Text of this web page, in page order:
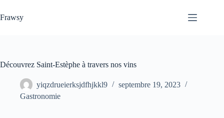
au
contenu
Frawsy
Découvrez Saint-Estèphe à travers nos vins
yiqzdrueierksjdfhjkkl9
septembre 19, 2023
Gastronomie